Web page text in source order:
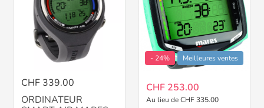
CHF 339.00
ORDINATEUR
- 24% Meilleures ventes
CHF 253.00
Au lieu de CHF 335.00